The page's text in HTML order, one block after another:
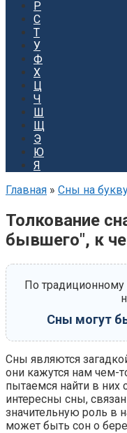
Р
С
Т
У
Ф
Х
Ц
Ч
Ш
Щ
Э
Ю
Я
Главная » Сны на
Толкование
бывшего", к
По
Сны могут
Сны являются
они кажутся нам чем-
пытаемся найти в
интересны сны,
значительную роль в
может быть сон о